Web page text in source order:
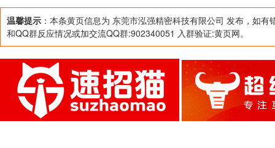
温馨提示 ：本条黄页信息为 东莞市泓强精密科技有限公司 发布，如有
和QQ群反应情况或加交流QQ群:902340051 入群验证:黄页网。